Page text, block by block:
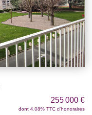
255 000 €
dont 4.08% TTC d'honoraires